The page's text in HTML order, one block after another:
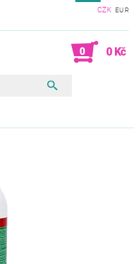
CZK EUR
0 0 Kč